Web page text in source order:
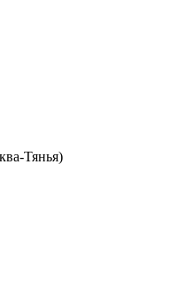
Тянья)